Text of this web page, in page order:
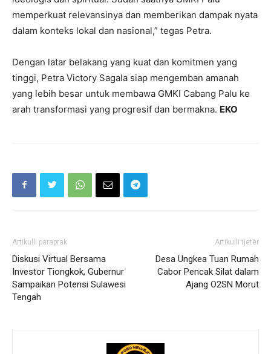
memperkuat relevansinya dan memberikan dampak nyata
dalam konteks lokal dan nasional,” tegas Petra.
Dengan latar belakang yang kuat dan komitmen yang
tinggi, Petra Victory Sagala siap mengemban amanah
yang lebih besar untuk membawa GMKI Cabang Palu ke
arah transformasi yang progresif dan bermakna. EKO
Artikulli paraprak
Diskusi Virtual Bersama
Investor Tiongkok, Gubernur
Sampaikan Potensi Sulawesi
Tengah
Artikulli tjetër
Desa Ungkea Tuan Rumah
Cabor Pencak Silat dalam
Ajang O2SN Morut